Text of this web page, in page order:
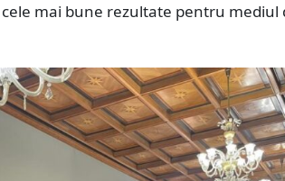
mai bune rezultate pentru mediul